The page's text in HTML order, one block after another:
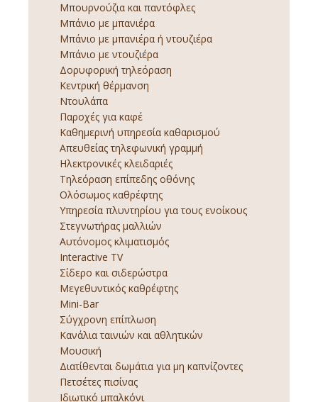
Μπουρνούζια και παντόφλες
Μπάνιο με μπανιέρα
Μπάνιο με μπανιέρα ή ντουζιέρα
Μπάνιο με ντουζιέρα
Δορυφορική τηλεόραση
Κεντρική θέρμανση
Ντουλάπα
Παροχές για καφέ
Καθημερινή υπηρεσία καθαρισμού
Απευθείας τηλεφωνική γραμμή
Ηλεκτρονικές κλειδαριές
Τηλεόραση επίπεδης οθόνης
Ολόσωμος καθρέφτης
Υπηρεσία πλυντηρίου για τους ενοίκους
Στεγνωτήρας μαλλιών
Αυτόνομος κλιματισμός
Interactive TV
Σίδερο και σιδερώστρα
Μεγεθυντικός καθρέφτης
Mini-Bar
Σύγχρονη επίπλωση
Κανάλια ταινιών και αθλητικών
Μουσική
Διατίθενται δωμάτια για μη καπνίζοντες
Πετσέτες πισίνας
Ιδιωτικό μπαλκόνι